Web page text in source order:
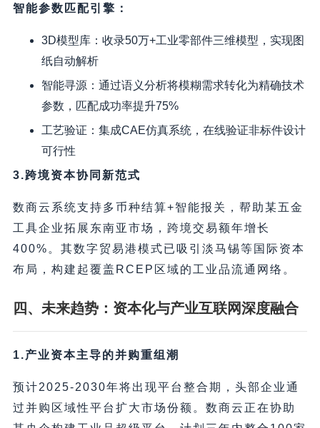
智能参数匹配引擎：
3D模型库：收录50万+工业零部件三维模型，实现图
纸自动解析
智能寻源：通过语义分析将模糊需求转化为精确技术
参数，匹配成功率提升75%
工艺验证：集成CAE仿真系统，在线验证非标件设计
可行性
3.跨境资本协同新范式
数商云系统支持多币种结算+智能报关，帮助某五金
工具企业拓展东南亚市场，跨境交易额年增长
400%。其数字贸易港模式已吸引淡马锡等国际资本
布局，构建起覆盖RCEP区域的工业品流通网络。
四、未来趋势：资本化与产业互联网深度融合
1.产业资本主导的并购重组潮
预计2025-2030年将出现平台整合期，头部企业通
过并购区域性平台扩大市场份额。数商云正在协助